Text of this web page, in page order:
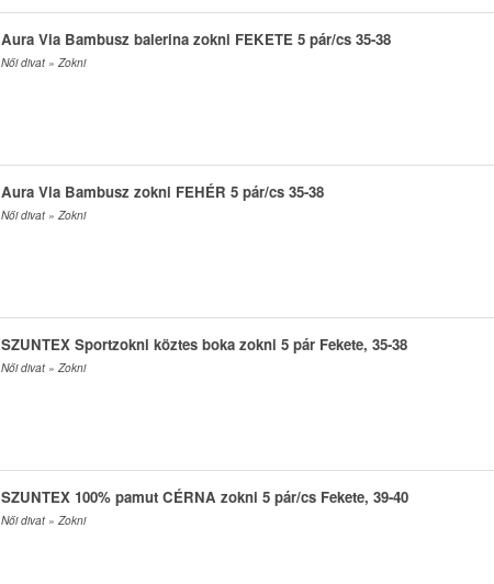
Aura Via Bambusz balerina zokni FEKETE 5 pár/cs 35-38
Női divat » Zokni
Aura Via Bambusz zokni FEHÉR 5 pár/cs 35-38
Női divat » Zokni
SZUNTEX Sportzokni köztes boka zokni 5 pár Fekete, 35-38
Női divat » Zokni
SZUNTEX 100% pamut CÉRNA zokni 5 pár/cs Fekete, 39-40
Női divat » Zokni